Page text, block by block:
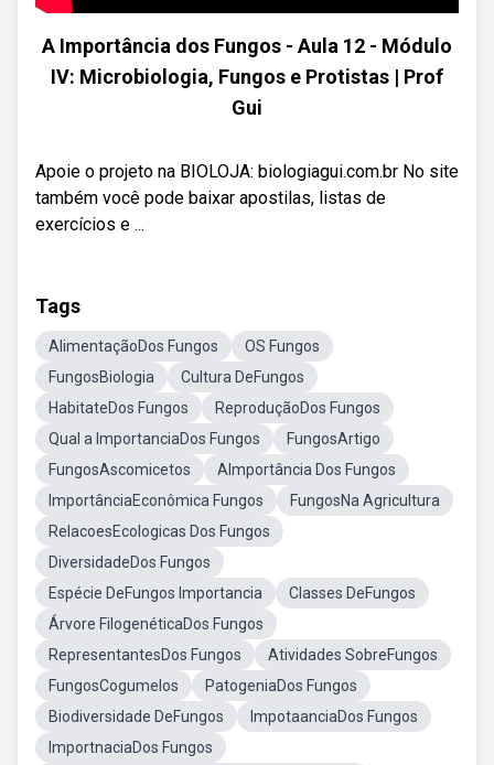
A Importância dos Fungos - Aula 12 - Módulo
IV: Microbiologia, Fungos e Protistas | Prof
Gui
Apoie o projeto na BIOLOJA: biologiagui.com.br No site
também você pode baixar apostilas, listas de
exercícios e ...
Tags
AlimentaçãoDos Fungos
OS Fungos
FungosBiologia
Cultura DeFungos
HabitateDos Fungos
ReproduçãoDos Fungos
Qual a ImportanciaDos Fungos
FungosArtigo
FungosAscomicetos
AImportância Dos Fungos
ImportânciaEconômica Fungos
FungosNa Agricultura
RelacoesEcologicas Dos Fungos
DiversidadeDos Fungos
Espécie DeFungos Importancia
Classes DeFungos
Árvore FilogenéticaDos Fungos
RepresentantesDos Fungos
Atividades SobreFungos
FungosCogumelos
PatogeniaDos Fungos
Biodiversidade DeFungos
ImpotaanciaDos Fungos
ImportnaciaDos Fungos